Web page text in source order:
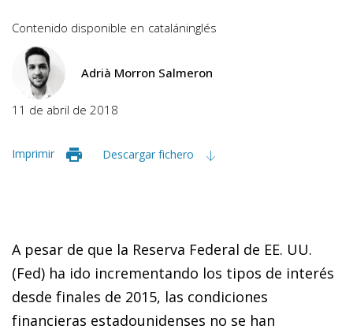
Contenido disponible en cataláninglés
Adrià Morron Salmeron
11 de abril de 2018
Imprimir Descargar fichero
A pesar de que la Reserva Federal de EE. UU.
(Fed) ha ido incrementando los tipos de interés
desde finales de 2015, las condiciones
financieras estadounidenses no se han